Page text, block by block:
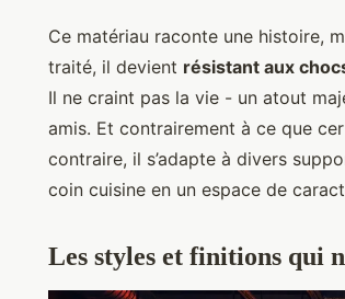
Ce matériau raconte une histoire,
traité, il devient résistant aux
Il ne craint pas la vie - un atout
amis. Et contrairement à ce que
contraire, il s’adapte à divers
coin cuisine en un espace de
Les styles et finitions qui